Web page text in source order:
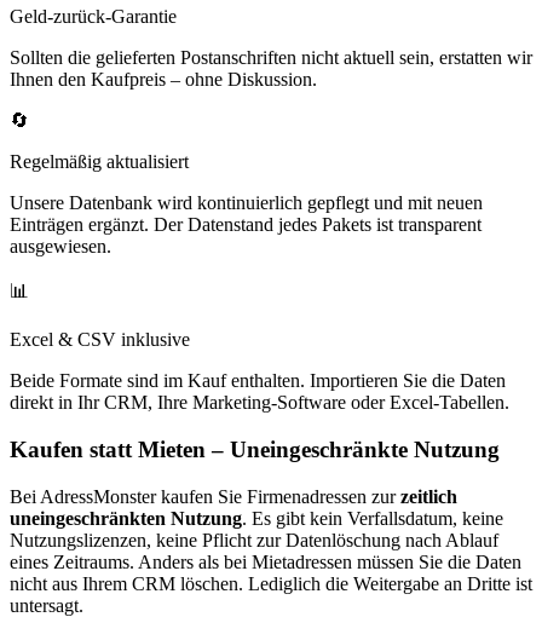
Geld-zurück-Garantie
Sollten die gelieferten Postanschriften nicht aktuell sein, erstatten wir
Ihnen den Kaufpreis – ohne Diskussion.
🔄
Regelmäßig aktualisiert
Unsere Datenbank wird kontinuierlich gepflegt und mit neuen
Einträgen ergänzt. Der Datenstand jedes Pakets ist transparent
ausgewiesen.
📊
Excel & CSV inklusive
Beide Formate sind im Kauf enthalten. Importieren Sie die Daten
direkt in Ihr CRM, Ihre Marketing-Software oder Excel-Tabellen.
Kaufen statt Mieten – Uneingeschränkte Nutzung
Bei AdressMonster kaufen Sie Firmenadressen zur zeitlich
uneingeschränkten Nutzung. Es gibt kein Verfallsdatum, keine
Nutzungslizenzen, keine Pflicht zur Datenlöschung nach Ablauf
eines Zeitraums. Anders als bei Mietadressen müssen Sie die Daten
nicht aus Ihrem CRM löschen. Lediglich die Weitergabe an Dritte ist
untersagt.